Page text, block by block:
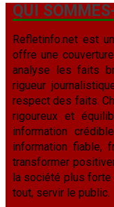
QUI
Refletinfo.net est
offre une
analyse les faits
rigueur
respect des faits.
rigoureux et
information
information fiable,
transformer
la société plus forte
tout, servir le public.